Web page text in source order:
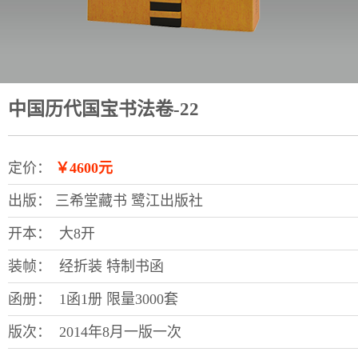
中国历代国宝书法卷-22
定价： ￥4600元
出版： 三希堂藏书 鹭江出版社
开本： 大8开
装帧： 经折装 特制书函
函册： 1函1册 限量3000套
版次： 2014年8月一版一次